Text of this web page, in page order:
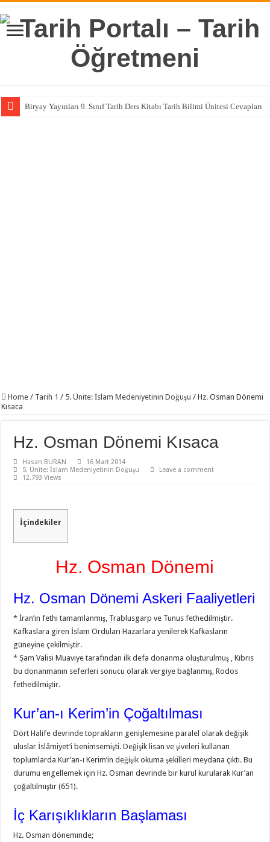
Biryay Yayınları 9. Sınıf Tarih Ders Kitabı Tarih Bilimi Ünitesi Cevapları
Home / Tarih 1 / 5. Ünite: İslam Medeniyetinin Doğuşu / Hz. Osman Dönemi
Kısaca
Hz. Osman Dönemi Kısaca
Hasan BURAN
16 Mart 2014
5. Ünite: İslam Medeniyetinin Doğuşu
Leave a comment
12,793 Views
İçindekiler
Hz. Osman Dönemi
Hz. Osman Dönemi Askeri Faaliyetleri
* İran’ın fethi tamamlanmış, Trablusgarp ve Tunus fethedilmiştir.
Kafkaslara giren İslam Orduları Hazarlara yenilerek Kafkasların
güneyine çekilmiştir.
* Şam Valisi Muaviye tarafından ilk defa donanma oluşturulmuş , Kıbrıs
bu donanmanın seferleri sonucu olarak vergiye bağlanmış, Rodos
fethedilmiştir.
Kur’an-ı Kerim’in Çoğaltılması
Dört Halife devrinde toprakların genişlemesine paralel olarak değişik
uluslar İslâmiyet’i benimsemişti. Değişik lisan ve şiveleri kullanan
toplumlarda Kur’an-ı Kerim’in değişik okuma şekilleri meydana çıktı. Bu
durumu engellemek için Hz. Osman devrinde bir kurul kurularak Kur’an
çoğaltılmıştır (651).
İç Karışıklıkların Başlaması
Hz. Osman döneminde;